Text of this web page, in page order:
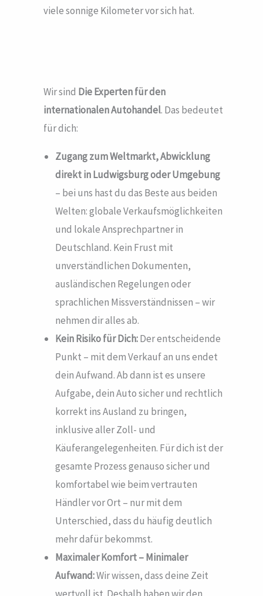
viele sonnige Kilometer vor sich hat.
Wir sind Die Experten für den
internationalen Autohandel. Das bedeutet
für dich:
Zugang zum Weltmarkt, Abwicklung
direkt in Ludwigsburgoder Umgebung
– bei uns hast du das Beste aus beiden
Welten: globale Verkaufsmöglichkeiten
und lokale Ansprechpartner in
Deutschland. Kein Frust mit
unverständlichen Dokumenten,
ausländischen Regelungen oder
sprachlichen Missverständnissen – wir
nehmen dir alles ab.
Kein Risiko für Dich:Der entscheidende
Punkt – mit dem Verkauf an uns endet
dein Aufwand. Ab dann ist es unsere
Aufgabe, dein Auto sicher und rechtlich
korrekt ins Ausland zu bringen,
inklusive aller Zoll- und
Käuferangelegenheiten. Für dich ist der
gesamte Prozess genauso sicher und
komfortabel wie beim vertrauten
Händler vor Ort – nur mit dem
Unterschied, dass du häufig deutlich
mehr dafür bekommst.
Maximaler Komfort – Minimaler
Aufwand:Wir wissen, dass deine Zeit
wertvoll ist. Deshalb haben wir den